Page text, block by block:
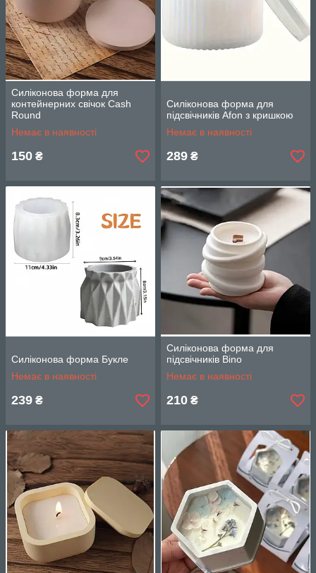
Силіконова форма для
контейнерних свічок Cash
Round
Немає в наявності
150 ₴
Силіконова форма для
підсвічників Afon з кришкою
Немає в наявності
289 ₴
Силіконова форма Букле
Немає в наявності
239 ₴
Силіконова форма для
підсвічників Bino
Немає в наявності
210 ₴